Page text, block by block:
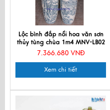
Lộc bình đắp nổi hoa văn sơn
thủy tùng chùa 1m4 MNV-LB02
7.366.680 VNĐ
Xem chi tiết